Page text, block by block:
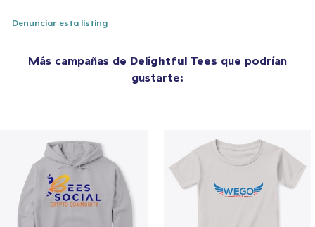
Denunciar esta listing
Más campañas de Delightful Tees que podrían
gustarte: